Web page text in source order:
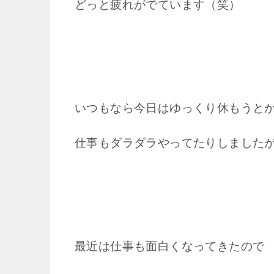
どっと疲れがでています（笑）
いつもなら今日はゆっくり休もうと
仕事もダラダラやってたりしました
最近は仕事も面白くなってきたので